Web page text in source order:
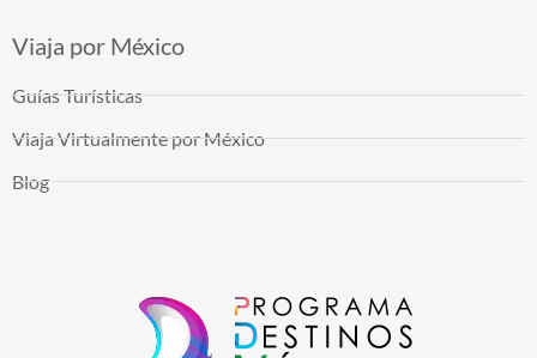
Viaja por México
Guías Turísticas
Viaja Virtualmente por México
Blog